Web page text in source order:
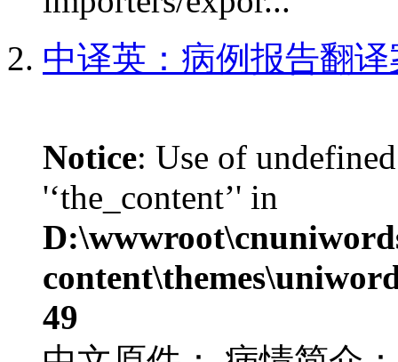
中译英：病例报告翻译
Notice: Use of
'‘the_content’' in
49